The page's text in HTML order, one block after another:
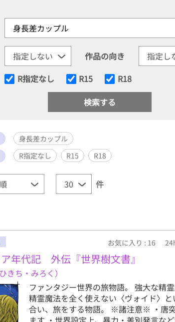
作品の向き
R指定なし R15 R18
身長差カップル
R指定なし R15 R18
件
お気に入り : 16
年代記 外伝『世界樹文書』
きち・みろく）
ファンタジー世界の旅物語。 強大な精霊
精霊魔法を全く使えない〈ヴォイド〉
合い、旅をする物語。 ※諸注意※ ・唐